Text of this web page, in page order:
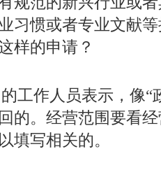
习惯或者专业文献
样的申请？
工作人员表示，像“
的。经营范围要看
填写相关的。